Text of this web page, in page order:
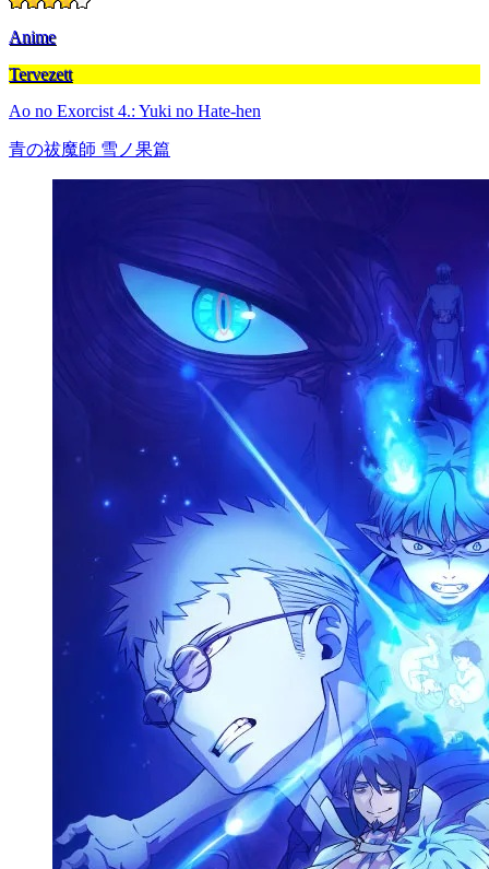
Anime
Tervezett
Ao no Exorcist 4.: Yuki no Hate-hen
青の祓魔師 雪ノ果篇